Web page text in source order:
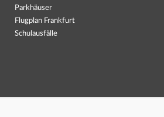
Parkhäuser
Flugplan Frankfurt
Schulausfälle